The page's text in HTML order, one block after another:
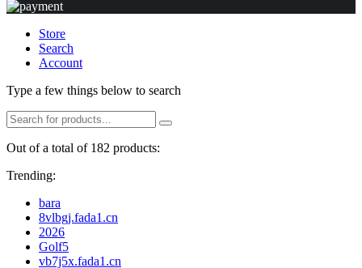
Store
Search
Account
Type a few things below to search
Out of a total of 182 products:
Trending:
bara
8vlbgj.fada1.cn
2026
Golf5
vb7j5x.fada1.cn